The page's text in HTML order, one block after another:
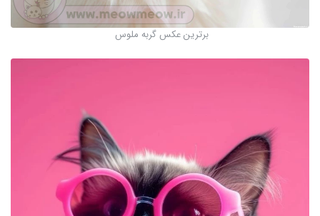
برترین عکس گربه ملوس ‌